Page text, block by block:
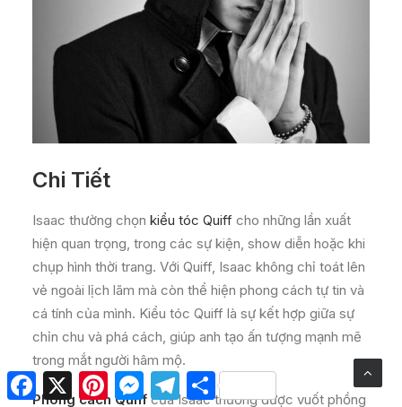
Chi Tiết
Isaac thường chọn kiểu tóc Quiff cho những lần xuất
hiện quan trọng, trong các sự kiện, show diễn hoặc khi
chụp hình thời trang. Với Quiff, Isaac không chỉ toát lên
vẻ ngoài lịch lãm mà còn thể hiện phong cách tự tin và
cá tính của mình. Kiểu tóc Quiff là sự kết hợp giữa sự
chỉn chu và phá cách, giúp anh tạo ấn tượng mạnh mẽ
trong mắt người hâm mộ.
Phong cách Quiff của Isaac thường được vuốt phồng
Facebook
X PinterestMessenger
Telegram
Share